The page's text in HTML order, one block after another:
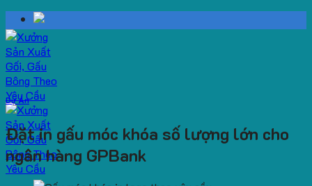
Skip
to
content
Dự Án
Đặt in gấu móc khóa số lượng lớn cho
ngân hàng GPBank